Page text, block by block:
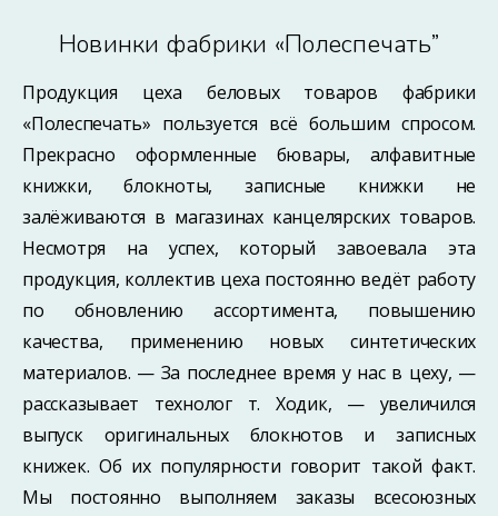
Новинки фабрики «Полеспечать”
Продукция цеха беловых товаров фабрики
«Полеспечать» пользуется всё большим спросом.
Прекрасно оформленные бювары, алфавитные
книжки, блокноты, записные книжки не
залёживаются в магазинах канцелярских товаров.
Несмотря на успех, который завоевала эта
продукция, коллектив цеха постоянно ведёт работу
по обновлению ассортимента, повышению
качества, применению новых синтетических
материалов. — За последнее время у нас в цеху, —
рассказывает технолог т. Ходик, — увеличился
выпуск оригинальных блокнотов и записных
книжек. Об их популярности говорит такой факт.
Мы постоянно выполняем заказы всесоюзных